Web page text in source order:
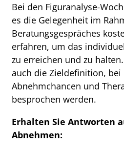
Bei den Figuranalyse-
es die Gelegenheit im
Beratungsgespräches
erfahren, um das
zu erreichen und zu
auch die Zieldefinition, bei
Abnehmchancen und
besprochen werden.
Erhalten Sie Antworten
Abnehmen: